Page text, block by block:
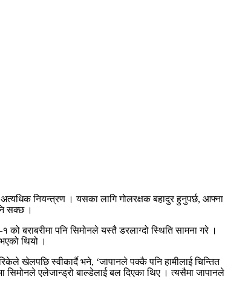
नियन्त्रण । यसका लागि गोलरक्षक बहादुर हुनुपर्छ, आफ्ना
सक्छ ।
बराबरीमा पनि सिमोनले यस्तै डरलाग्दो स्थिति सामना गरे ।
थियो ।
खेलपछि स्वीकार्दै भने, ‘जापानले पक्कै पनि हामीलाई चिन्तित
एलेजान्ड्रो बाल्डेलाई बल दिएका थिए । त्यसैमा जापानले